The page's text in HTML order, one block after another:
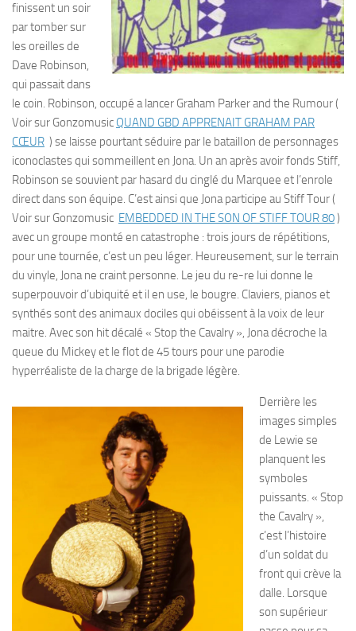
finissent un soir
par tomber sur
les oreilles de
Dave Robinson,
qui passait dans
le coin. Robinson, occupé a lancer Graham Parker and the Rumour (
Voir sur Gonzomusic QUAND GBD APPRENAIT GRAHAM PAR
CŒUR ) se laisse pourtant séduire par le batailIon de personnages
iconoclastes qui sommeillent en Jona. Un an après avoir fonds Stiff,
Robinson se souvient par hasard du cinglé du Marquee et l’enrole
direct dans son équipe. C’est ainsi que Jona participe au Stiff Tour (
Voir sur Gonzomusic EMBEDDED IN THE SON OF STIFF TOUR 80 )
avec un groupe monté en catastrophe : trois jours de répétitions,
pour une tournée, c’est un peu léger. Heureusement, sur le terrain
du vinyle, Jona ne craint personne. Le jeu du re-re lui donne le
superpouvoir d’ubiquité et il en use, le bougre. Claviers, pianos et
synthés sont des animaux dociles qui obéissent à la voix de leur
maitre. Avec son hit décalé « Stop the Cavalry », Jona décroche la
queue du Mickey et le flot de 45 tours pour une parodie
hyperréaliste de la charge de la brigade légère.
Derrière les
images simples
de Lewie se
planquent les
symboles
puissants. « Stop
the Cavalry »,
c’est l’histoire
d’un soldat du
front qui crève la
dalle. Lorsque
son supérieur